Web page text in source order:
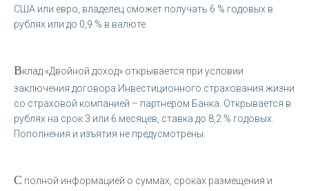
США или евро, владелец сможет получать 6 % годовых в
рублях или до 0,9 % в валюте.
Вклад «Двойной доход» открывается при условии
заключения договора Инвестиционного страхования жизни
со страховой компанией – партнером Банка. Открывается в
рублях на срок 3 или 6 месяцев, ставка до 8,2 % годовых.
Пополнения и изъятия не предусмотрены.
С полной информацией о суммах, сроках размещения и